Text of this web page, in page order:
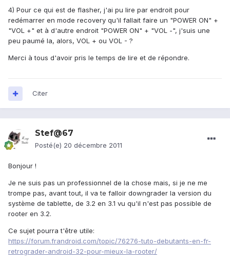
4) Pour ce qui est de flasher, j'ai pu lire par endroit pour
redémarrer en mode recovery qu'il fallait faire un "POWER ON" +
"VOL +" et à d'autre endroit "POWER ON" + "VOL -", j'suis une
peu paumé la, alors, VOL + ou VOL - ?
Merci à tous d'avoir pris le temps de lire et de répondre.
Citer
Stef@67
Posté(e) 20 décembre 2011
Bonjour !
Je ne suis pas un professionnel de la chose mais, si je ne me
trompe pas, avant tout, il va te falloir downgrader la version du
système de tablette, de 3.2 en 3.1 vu qu'il n'est pas possible de
rooter en 3.2.
Ce sujet pourra t'être utile:
https://forum.frandroid.com/topic/76276-tuto-debutants-en-fr-
retrograder-android-32-pour-mieux-la-rooter/